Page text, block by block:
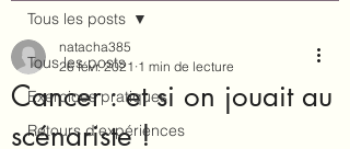
Tous les posts
Exercices pratiques
Retours d'expériences
Tous les posts
Cancer : et si on jouait au
scénariste !
natacha385
26 févr. 2021 1 min de lecture